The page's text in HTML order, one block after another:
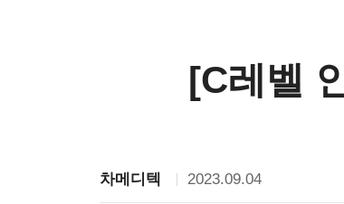
[C레벨
차메디텍 2023.09.04